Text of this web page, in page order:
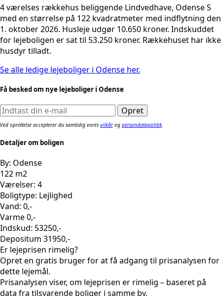
4 værelses rækkehus beliggende Lindvedhave, Odense S
med en størrelse på 122 kvadratmeter med indflytning den
1. oktober 2026. Husleje udgør 10.650 kroner. Indskuddet
for lejeboligen er sat til 53.250 kroner. Rækkehuset har ikke
husdyr tilladt.
Se alle ledige lejeboliger i Odense her.
Få besked om nye lejeboliger i Odense
Ved oprettelse accepterer du samtidig vores vilkårog persondatapolitik
Detaljer om boligen
By: Odense
122 m2
Værelser: 4
Boligtype: Lejlighed
Vand: 0,-
Varme 0,-
Indskud: 53250,-
Depositum 31950,-
Er lejeprisen rimelig?
Opret en gratis bruger for at få adgang til prisanalysen for
dette lejemål.
Prisanalysen viser, om lejeprisen er rimelig – baseret på
data fra tilsvarende boliger i samme by.